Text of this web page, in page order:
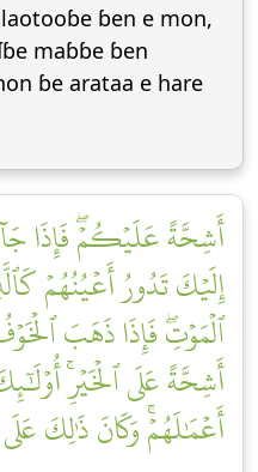
ɓen e mon,
maɓɓe ɓen
ɓe arataa e hare
أَشِحَّةً عَلَيۡكُمۡۖ فَإِذَا
إِلَيۡكَ تَدُورُ أَعۡيُنُهُمۡ
ٱلۡمَوۡتِۖ فَإِذَا ذَهَبَ
أَشِحَّةً عَلَى ٱلۡخَيۡرِۚ
أَعۡمَٰلَهُمۡۚ وَكَانَ ذَٰلِكَ عَلَى